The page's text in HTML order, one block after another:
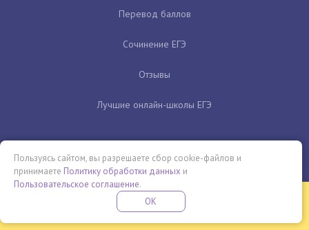
Перевод баллов
Сочинение ЕГЭ
Отзывы
Лучшие онлайн-школы ЕГЭ
Бесплатная летняя школа
ПРОВЕДИ ЭТО ЛЕТО С ПОЛЬЗОЙ
Пользуясь сайтом, вы разрешаете сбор cookie-файлов и
принимаете Политику обработки данных и
Пользовательское соглашение.
OK